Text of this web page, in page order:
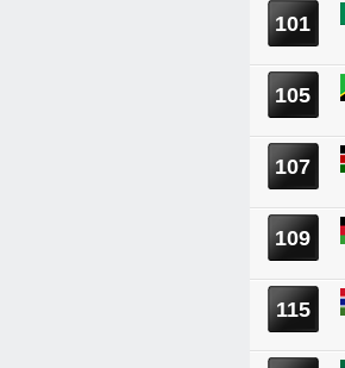
101
105
107
109
115